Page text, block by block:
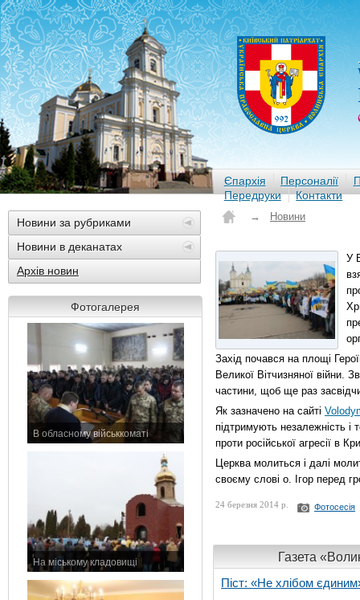
Єпархія Персоналії
Передруки
Контакти
Новини за рубриками
Новини в деканатах
Архів новин
Фотогалерея
В обласному військкоматі
На міському кладовищі
→ Новини
У
Захід почався на площі
Великої Вітчизняної війни.
частини, щоб ще раз
Як зазначено на сайті
підтримують незалежність і
проти російської агресії в
Церква молиться і далі
своєму слові о. Ігор перед
24 березня 2014 р. Фотосесія
Газета
Піст: «Не хлібом